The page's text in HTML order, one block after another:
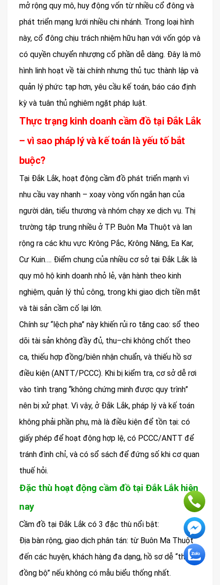
mở rộng quy mô, huy động vốn từ nhiều cổ đông và
phát triển mạng lưới nhiều chi nhánh. Trong loại hình
này, cổ đông chịu trách nhiệm hữu hạn với vốn góp và
có quyền chuyển nhượng cổ phần dễ dàng. Đây là mô
hình linh hoạt về tài chính nhưng thủ tục thành lập và
quản lý phức tạp hơn, yêu cầu kế toán, báo cáo định
kỳ và tuân thủ nghiêm ngặt pháp luật.
Thực trạng kinh doanh cầm đồ tại Đắk Lắk
– vì sao pháp lý và kế toán là yếu tố bắt
buộc?
Tại Đắk Lắk, hoạt động cầm đồ phát triển mạnh vì
nhu cầu vay nhanh – xoay vòng vốn ngắn hạn của
người dân, tiểu thương và nhóm chạy xe dịch vụ. Thị
trường tập trung nhiều ở TP. Buôn Ma Thuột và lan
rộng ra các khu vực Krông Pắc, Krông Năng, Ea Kar,
Cư Kuin…. Điểm chung của nhiều cơ sở tại Đắk Lắk là
quy mô hộ kinh doanh nhỏ lẻ, vận hành theo kinh
nghiệm, quản lý thủ công, trong khi giao dịch tiền mặt
và tài sản cầm cố lại lớn.
Chính sự “lệch pha” này khiến rủi ro tăng cao: sổ theo
dõi tài sản không đầy đủ, thu–chi không chốt theo
ca, thiếu hợp đồng/biên nhận chuẩn, và thiếu hồ sơ
điều kiện (ANTT/PCCC). Khi bị kiểm tra, cơ sở dễ rơi
vào tình trạng “không chứng minh được quy trình”
nên bị xử phạt. Vì vậy, ở Đắk Lắk, pháp lý và kế toán
không phải phần phụ, mà là điều kiện để tồn tại: có
giấy phép để hoạt động hợp lệ, có PCCC/ANTT để
tránh đình chỉ, và có sổ sách để đứng số khi cơ quan
thuế hỏi.
Đặc thù hoạt động cầm đồ tại Đắk Lắk hiện
nay
Cầm đồ tại Đắk Lắk có 3 đặc thù nổi bật:
Địa bàn rộng, giao dịch phân tán: từ Buôn Ma Thuột
đến các huyện, khách hàng đa dạng, hồ sơ dễ “thiếu
đồng bộ” nếu không có mẫu biểu thống nhất.